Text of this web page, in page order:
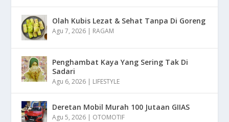
Olah Kubis Lezat & Sehat Tanpa Di Goreng
Agu 7, 2026 | RAGAM
Penghambat Kaya Yang Sering Tak Di
Sadari
Agu 6, 2026 | LIFESTYLE
Deretan Mobil Murah 100 Jutaan GIIAS
Agu 5, 2026 | OTOMOTIF